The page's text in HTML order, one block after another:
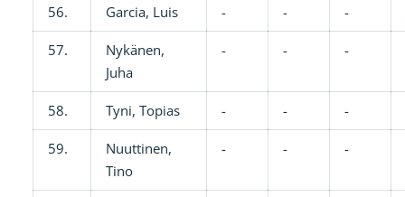
56. Garcia, Luis - - -
57.
Nykänen,
Juha
- - -
58. Tyni, Topias - - -
59.
Nuuttinen,
Tino
- - -